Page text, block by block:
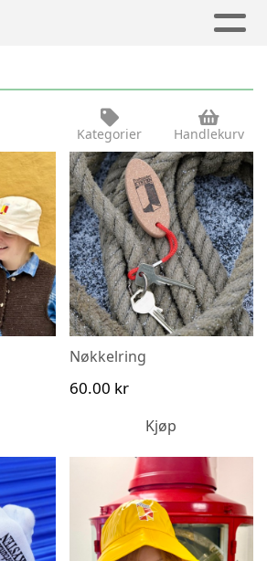
Kategorier Handlekurv
kr
Nøkkelring
60.00 kr
Kjøp
Nøkkelring
Se detaljer
60.00 kr
Legg til i
Sydvest
(gul)
Se detaljer